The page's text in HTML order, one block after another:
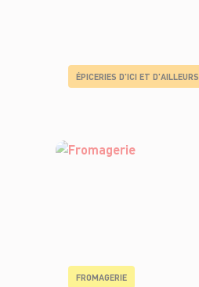
ÉPICERIES D'ICI ET D'AILLEURS
FROMAGERIE